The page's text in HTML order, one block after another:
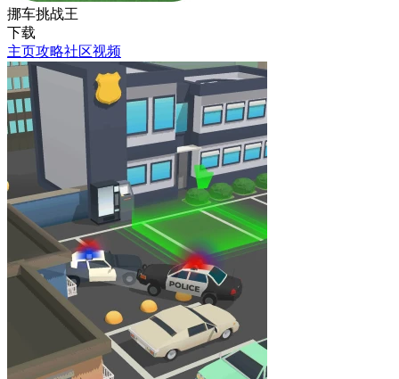
挪车挑战王
下载
主页攻略社区视频